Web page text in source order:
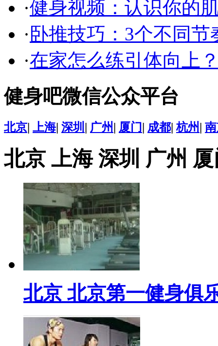
·健身视频：认识你的
· 卧推技巧：3个不同节
·在家怎么练引体向上
健身吧微信公众平台
北京| 上海| 深圳 | 广州| 厦门| 成都|杭州|
北京 上海 深圳 广州
北京 北京第一健身俱